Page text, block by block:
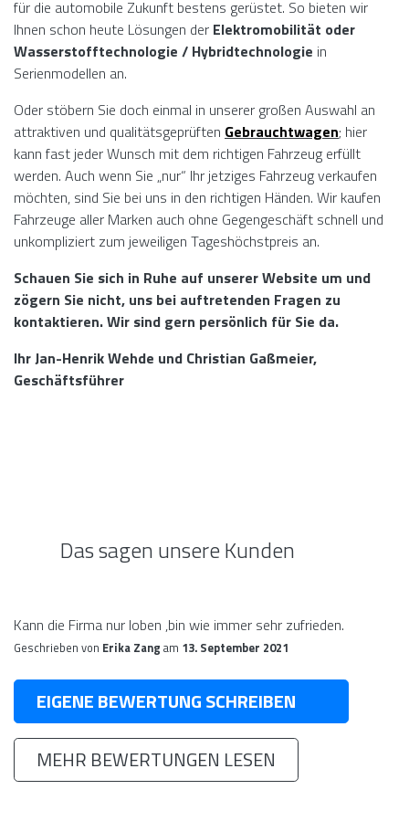
für die automobile Zukunft bestens gerüstet. So bieten wir
Ihnen schon heute Lösungen der Elektromobilität oder
Wasserstofftechnologie / Hybridtechnologie in
Serienmodellen an.
Oder stöbern Sie doch einmal in unserer großen Auswahl an
attraktiven und qualitätsgeprüften Gebrauchtwagen; hier
kann fast jeder Wunsch mit dem richtigen Fahrzeug erfüllt
werden. Auch wenn Sie „nur“ Ihr jetziges Fahrzeug verkaufen
möchten, sind Sie bei uns in den richtigen Händen. Wir kaufen
Fahrzeuge aller Marken auch ohne Gegengeschäft schnell und
unkompliziert zum jeweiligen Tageshöchstpreis an.
Schauen Sie sich in Ruhe auf unserer Website um und
zögern Sie nicht, uns bei auftretenden Fragen zu
kontaktieren. Wir sind gern persönlich für Sie da.
Ihr Jan-Henrik Wehde und Christian Gaßmeier,
Geschäftsführer
Das sagen unsere Kunden
Kann die Firma nur loben ,bin wie immer sehr zufrieden.
Geschrieben von Erika Zang am 13. September 2021
EIGENE BEWERTUNG SCHREIBEN
MEHR BEWERTUNGEN LESEN